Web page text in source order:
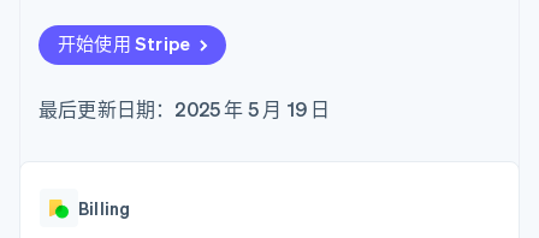
Payment
methods
接入 125+ 种支
Authorization
支付成功率优
Link
加速结账
Tax
销售税和增值
Recognition
Stripe Sigma
嵌入式金融
财务自动化
全球化企业
交易市场
实施预置结账流程
构建平台或交易市场
管理订阅
发行稳定币支持的支付卡
专业服务
公司
产品路线图
开始使用 Stripe
最后更新日期：2025 年 5 月 19 日
Billing